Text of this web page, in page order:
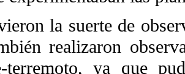
la suerte de
realizaron
terremoto, ya que